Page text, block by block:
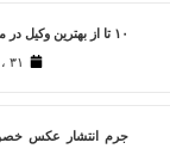
۱۰ تا از بهترین وکیل در مشهد
۳۱ ، تیر ، ۱۴۰۵
جرم انتشار عکس